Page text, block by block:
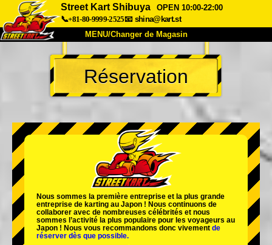
Street Kart Shibuya
OPEN 10:00-22:00
📞+81-80-9999-2525📧 shina@kart.st
MENU/Changer de Magasin
ACCUEIL
À Propos Caractéristiques Tarifs
Entreprise Réservation
Changer de Magasin
Tokyo Shinagawa Tokyo Akihabara#1
Tokyo Akihabara#2
Tokyo Shibuya Annexe Baie de Tokyo
Tokyo Asakusa Osaka
Réservation
Nous sommes la première entreprise et la plus grande
entreprise de karting au Japon ! Nous continuons de
collaborer avec de nombreuses célébrités et nous
sommes l’activité la plus populaire pour les voyageurs au
Japon ! Nous vous recommandons donc vivement de
réserver dès que possible.